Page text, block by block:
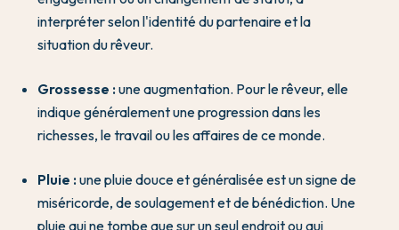
interpréter selon l'identité du partenaire et la
situation du rêveur.
Grossesse :une augmentation. Pour le rêveur, elle
indique généralement une progression dans les
richesses, le travail ou les affaires de ce monde.
Pluie :une pluie douce et généralisée est un signe de
miséricorde, de soulagement et de bénédiction. Une
pluie qui ne tombe que sur un seul endroit ou qui